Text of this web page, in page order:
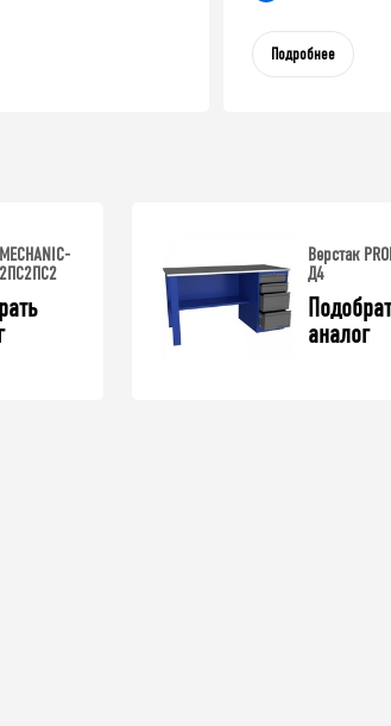
Подробнее
Верстак
Д4
аналог